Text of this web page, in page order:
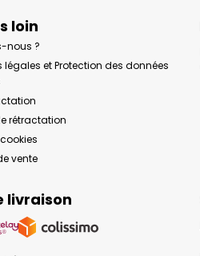
loin
nous ?
et Protection des données
rétractation
vente
livraison